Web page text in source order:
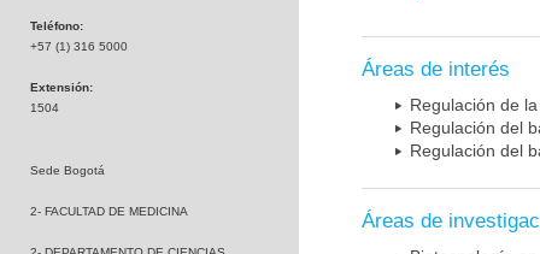
Teléfono:
+57 (1) 316 5000
Extensión:
1504
Sede Bogotá
2- FACULTAD DE MEDICINA
Áreas de interés
Regulación de
Regulación del
Regulación del
Áreas de